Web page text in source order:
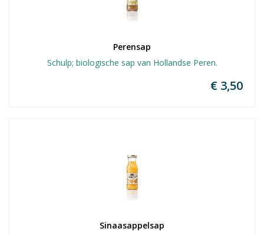
Perensap
Schulp; biologische sap van Hollandse Peren.
€ 3,50
Sinaasappelsap